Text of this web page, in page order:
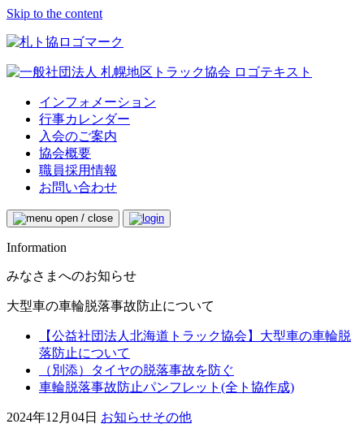
Skip to the content
インフォメーション
行事カレンダー
入会のご案内
協会概要
職員採用情報
お問い合わせ
Information
みなさまへのお知らせ
大型車の車輪脱落事故防止について
【公益社団法人北海道トラック協会】大型車の車輪脱
落防止について
（別添）タイヤの脱落事故を防ぐ
車輪脱落事故防止パンフレット(全ト協作成)
2024年12月04日 お知らせその他